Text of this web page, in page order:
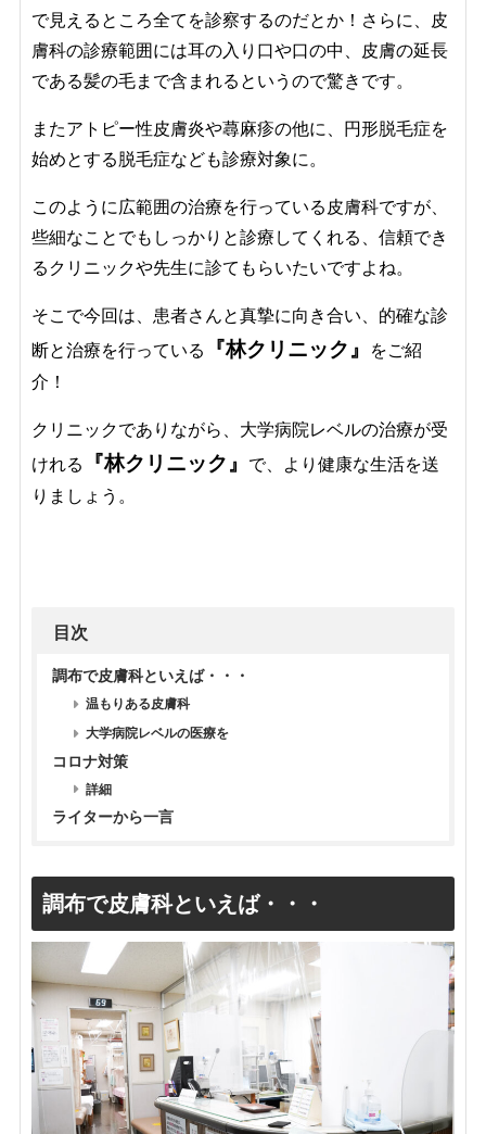
で見えるところ全てを診察するのだとか！さらに、皮
膚科の診療範囲には耳の入り口や口の中、皮膚の延長
である髪の毛まで含まれるというので驚きです。
またアトピー性皮膚炎や蕁麻疹の他に、円形脱毛症を
始めとする脱毛症なども診療対象に。
このように広範囲の治療を行っている皮膚科ですが、
些細なことでもしっかりと診療してくれる、信頼でき
るクリニックや先生に診てもらいたいですよね。
そこで今回は、患者さんと真摯に向き合い、的確な診
断と治療を行っている
『林クリニック』
をご紹
介！
クリニックでありながら、大学病院レベルの治療が受
けれる
『林クリニック』
で、より健康な生活を送
りましょう。
目次
調布で皮膚科といえば・・・
温もりある皮膚科
大学病院レベルの医療を
コロナ対策
詳細
ライターから一言
調布で皮膚科といえば・・・